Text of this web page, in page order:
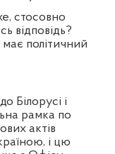
стосовно
відповідь?
політичний
Білорусі і
рамка по
актів
і цю